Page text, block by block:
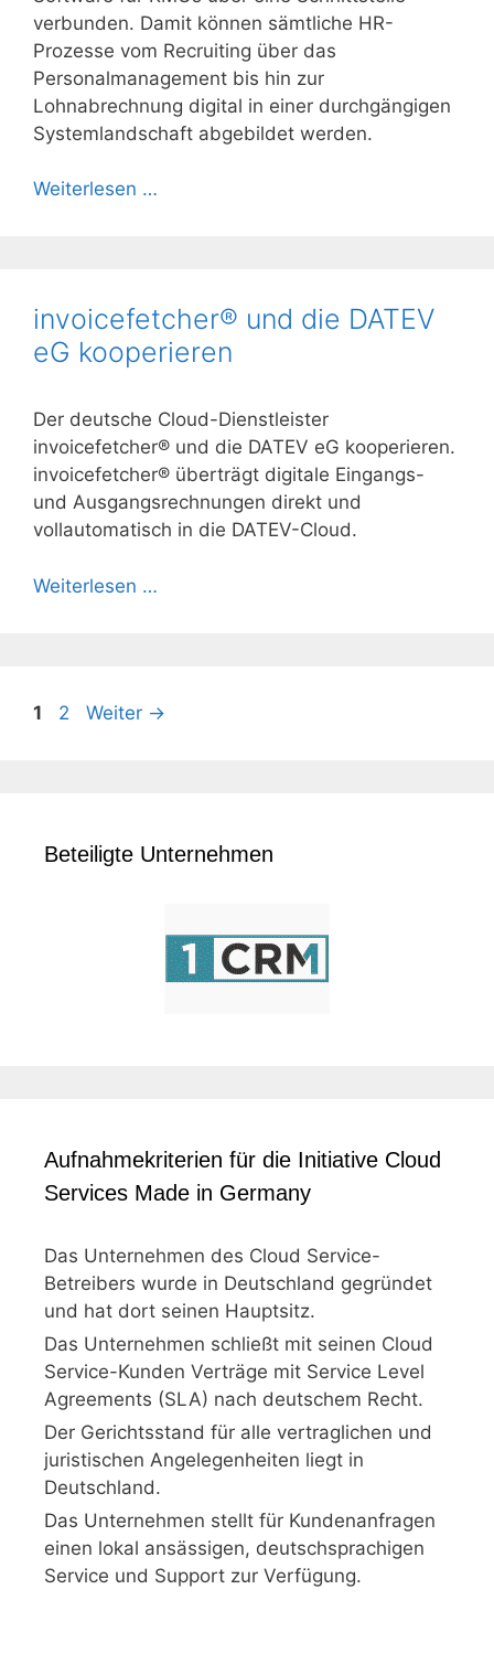
verbunden. Damit können sämtliche HR-
Prozesse vom Recruiting über das
Personalmanagement bis hin zur
Lohnabrechnung digital in einer durchgängigen
Systemlandschaft abgebildet werden.
Weiterlesen …
invoicefetcher® und die DATEV
eG kooperieren
Der deutsche Cloud-Dienstleister
invoicefetcher® und die DATEV eG kooperieren.
invoicefetcher® überträgt digitale Eingangs-
und Ausgangsrechnungen direkt und
vollautomatisch in die DATEV-Cloud.
Weiterlesen …
Seite
1 Seite
2 Weiter →
Beteiligte Unternehmen
Aufnahmekriterien für die Initiative Cloud
Services Made in Germany
Das Unternehmen des Cloud Service-
Betreibers wurde in Deutschland gegründet
und hat dort seinen Hauptsitz.
Das Unternehmen schließt mit seinen Cloud
Service-Kunden Verträge mit Service Level
Agreements (SLA) nach deutschem Recht.
Der Gerichtsstand für alle vertraglichen und
juristischen Angelegenheiten liegt in
Deutschland.
Das Unternehmen stellt für Kundenanfragen
einen lokal ansässigen, deutschsprachigen
Service und Support zur Verfügung.